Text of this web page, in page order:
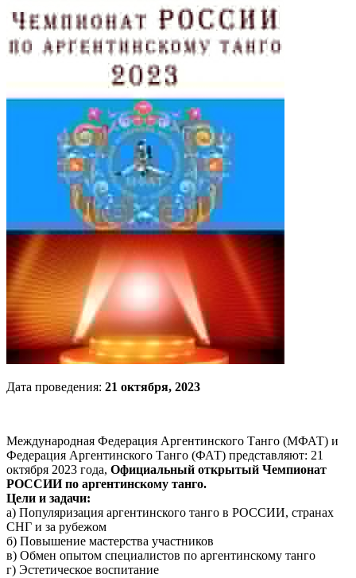
Дата проведения: 21 октября, 2023
Международная Федерация Аргентинского Танго (МФАТ) и
Федерация Аргентинского Танго (ФАТ) представляют: 21
октября 2023 года, Официальный открытый Чемпионат
РОССИИ по аргентинскому танго.
Цели и задачи:
a) Популяризация аргентинского танго в РОССИИ, странах
СНГ и за рубежом
б) Повышение мастерства участников
в) Обмен опытом специалистов по аргентинскому танго
г) Эстетическое воспитание